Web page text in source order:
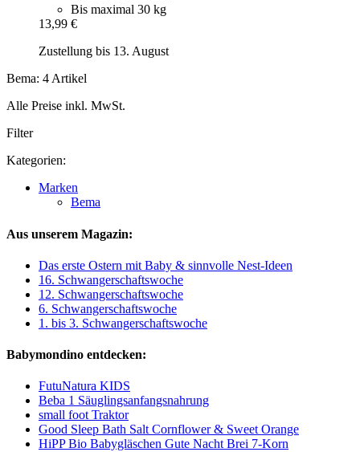
Bis maximal 30 kg
13,99 €
Zustellung bis 13. August
Bema: 4 Artikel
Alle Preise inkl. MwSt.
Filter
Kategorien:
Marken
Bema
Aus unserem Magazin:
Das erste Ostern mit Baby & sinnvolle Nest-Ideen
16. Schwangerschaftswoche
12. Schwangerschaftswoche
6. Schwangerschaftswoche
1. bis 3. Schwangerschaftswoche
Babymondino entdecken:
FutuNatura KIDS
Beba 1 Säuglingsanfangsnahrung
small foot Traktor
Good Sleep Bath Salt Cornflower & Sweet Orange
HiPP Bio Babygläschen Gute Nacht Brei 7-Korn